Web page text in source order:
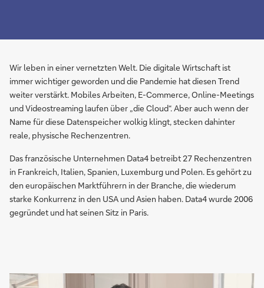
Wir leben in einer vernetzten Welt. Die digitale Wirtschaft ist
immer wichtiger geworden und die Pandemie hat diesen Trend
weiter verstärkt. Mobiles Arbeiten, E-Commerce, Online-Meetings
und Videostreaming laufen über „die Cloud“. Aber auch wenn der
Name für diese Datenspeicher wolkig klingt, stecken dahinter
reale, physische Rechenzentren.
Das französische Unternehmen Data4 betreibt 27 Rechenzentren
in Frankreich, Italien, Spanien, Luxemburg und Polen. Es gehört zu
den europäischen Marktführern in der Branche, die wiederum
starke Konkurrenz in den USA und Asien haben. Data4 wurde 2006
gegründet und hat seinen Sitz in Paris.